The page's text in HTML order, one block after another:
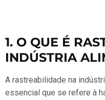
1. O QUE É
INDÚSTRIA
A rastreabilidade na
essencial que se refere à